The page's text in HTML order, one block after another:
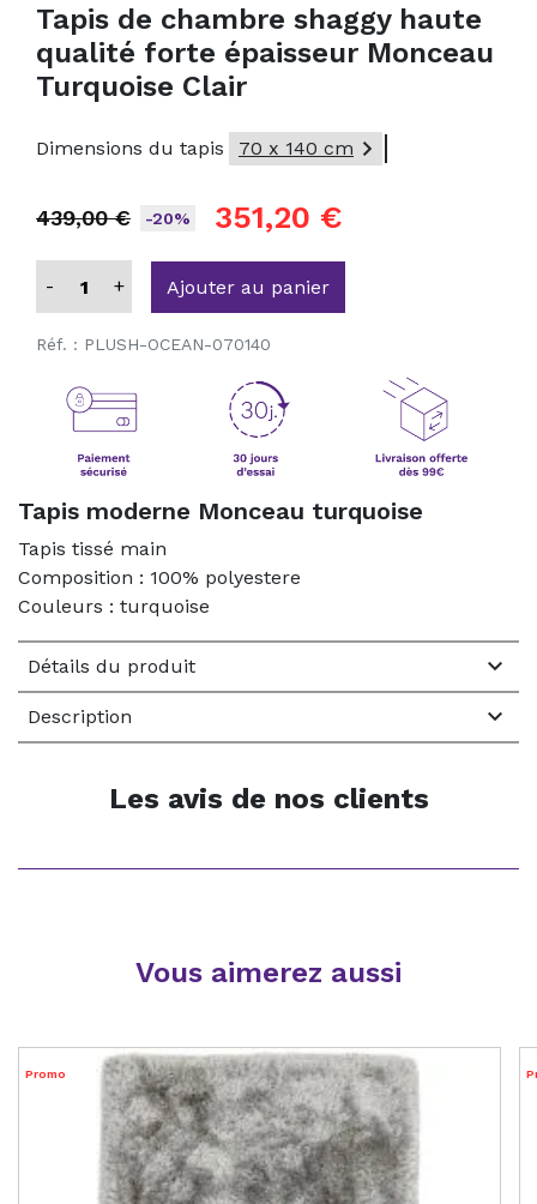
Tapis de chambre shaggy haute
qualité forte épaisseur Monceau
Turquoise Clair
Dimensions du tapis 70 x 140 cm 
439,00 € -20% 351,20 €
- + Ajouter au panier
Réf. : PLUSH-OCEAN-070140
Tapis moderne Monceau turquoise
Tapis tissé main
Composition : 100% polyestere
Couleurs : turquoise
Détails du produit 
Description 
Les avis de nos clients
Vous aimerez aussi
Promo